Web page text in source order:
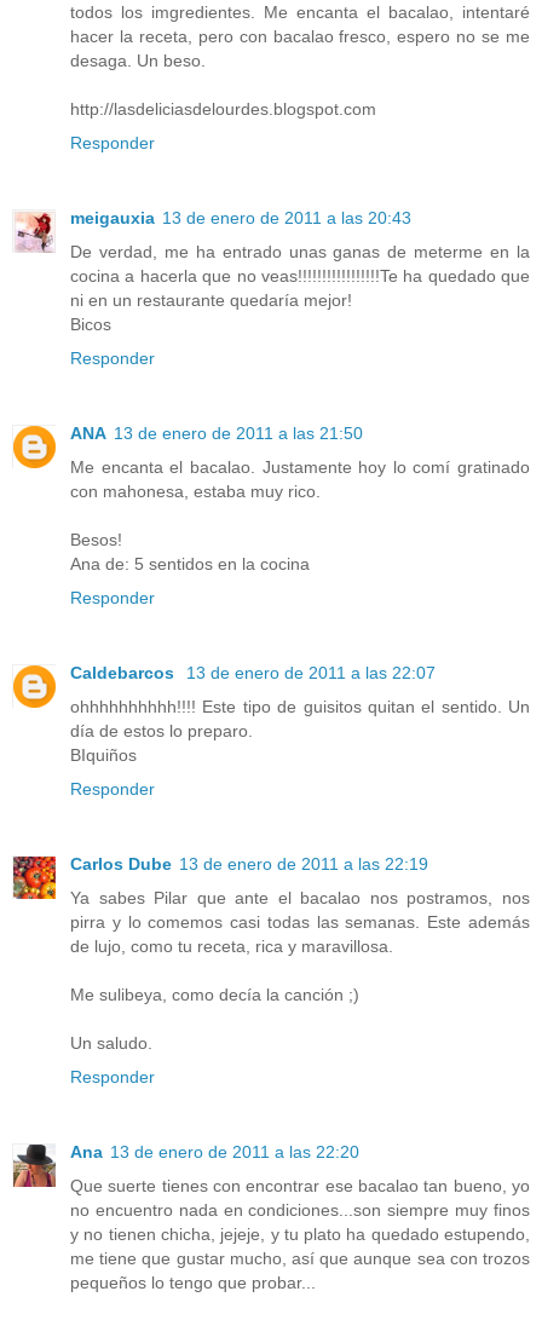
todos los imgredientes. Me encanta el bacalao, intentaré
hacer la receta, pero con bacalao fresco, espero no se me
desaga. Un beso.
http://lasdeliciasdelourdes.blogspot.com
Responder
meigauxia 13 de enero de 2011 a las 20:43
De verdad, me ha entrado unas ganas de meterme en la
cocina a hacerla que no veas!!!!!!!!!!!!!!!!!Te ha quedado que
ni en un restaurante quedaría mejor!
Bicos
Responder
ANA 13 de enero de 2011 a las 21:50
Me encanta el bacalao. Justamente hoy lo comí gratinado
con mahonesa, estaba muy rico.
Besos!
Ana de: 5 sentidos en la cocina
Responder
Caldebarcos
13 de enero de 2011 a las 22:07
ohhhhhhhhhh!!!! Este tipo de guisitos quitan el sentido. Un
día de estos lo preparo.
BIquiños
Responder
Carlos Dube 13 de enero de 2011 a las 22:19
Ya sabes Pilar que ante el bacalao nos postramos, nos
pirra y lo comemos casi todas las semanas. Este además
de lujo, como tu receta, rica y maravillosa.
Me sulibeya, como decía la canción ;)
Un saludo.
Responder
Ana 13 de enero de 2011 a las 22:20
Que suerte tienes con encontrar ese bacalao tan bueno, yo
no encuentro nada en condiciones...son siempre muy finos
y no tienen chicha, jejeje, y tu plato ha quedado estupendo,
me tiene que gustar mucho, así que aunque sea con trozos
pequeños lo tengo que probar...